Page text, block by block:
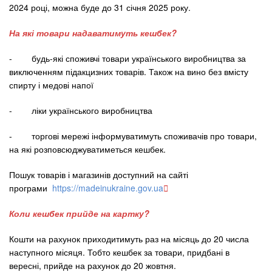
2024 році, можна буде до 31 січня 2025 року.
На які товари надаватимуть кешбек?
- будь-які споживчі товари українського виробництва за
виключенням підакцизних товарів. Також на вино без вмісту
спирту і медові напої
- ліки українського виробництва
- торгові мережі інформуватимуть споживачів про товари,
на які розповсюджуватиметься кешбек.
Пошук товарів і магазинів доступний на сайті
програми https://madeinukraine.gov.ua
Коли кешбек прийде на картку?
Кошти на рахунок приходитимуть раз на місяць до 20 числа
наступного місяця. Тобто кешбек за товари, придбані в
вересні, прийде на рахунок до 20 жовтня.